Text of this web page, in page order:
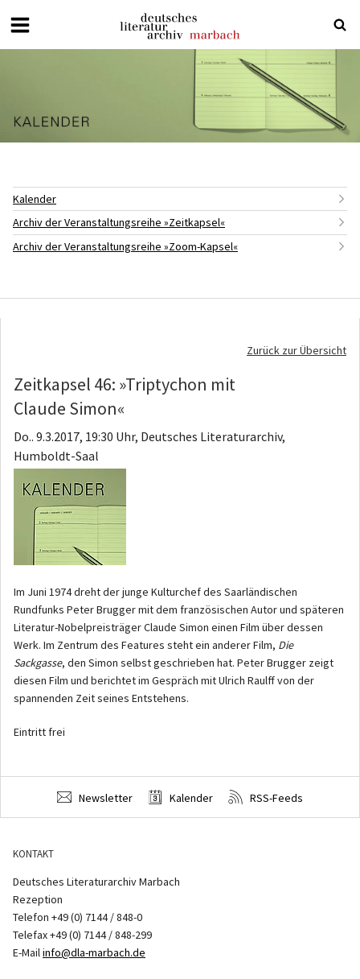
Deutsches
Literaturarchiv
Kalender
Archiv der Veranstaltungsreihe »Zeitkapsel«
Archiv der Veranstaltungsreihe »Zoom-Kapsel«
Zurück zur Übersicht
Zeitkapsel 46: »Triptychon mit
Claude Simon«
Do.. 9.3.2017, 19:30 Uhr, Deutsches Literaturarchiv,
Humboldt-Saal
Im Juni 1974 dreht der junge Kulturchef des Saarländischen
Rundfunks Peter Brugger mit dem französischen Autor und späteren
Literatur-Nobelpreisträger Claude Simon einen Film über dessen
Werk. Im Zentrum des Features steht ein anderer Film, Die
Sackgasse, den Simon selbst geschrieben hat. Peter Brugger zeigt
diesen Film und berichtet im Gespräch mit Ulrich Raulff von der
spannenden Zeit seines Entstehens.
Eintritt frei
Newsletter Kalender RSS-Feeds
KONTAKT
Deutsches Literaturarchiv Marbach
Rezeption
Telefon +49 (0) 7144 / 848-0
Telefax +49 (0) 7144 / 848-299
E-Mail info@dla-marbach.de